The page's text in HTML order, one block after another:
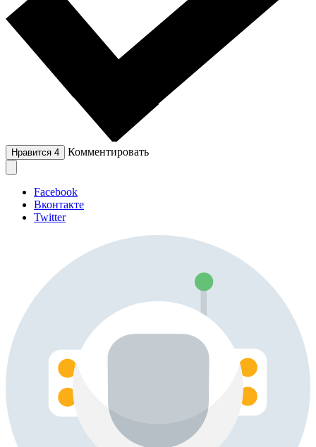
Нравится 4 Комментировать
Facebook
Вконтакте
Twitter